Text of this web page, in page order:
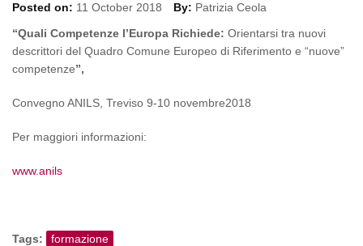
Posted on: 11 October 2018 By: Patrizia Ceola
“Quali Competenze l’Europa Richiede: Orientarsi tra nuovi
descrittori del Quadro Comune Europeo di Riferimento e “nuove”
competenze”,
Convegno ANILS, Treviso 9-10 novembre2018
Per maggiori informazioni:
www.anils
Tags:
formazione